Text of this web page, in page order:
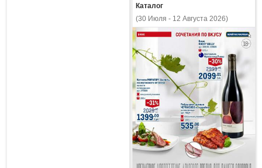
Каталог
(30 Июля - 12 Августа 2026)